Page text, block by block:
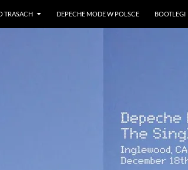
TRASACH DEPECHE MODE W POLSCE BOOTLEGI